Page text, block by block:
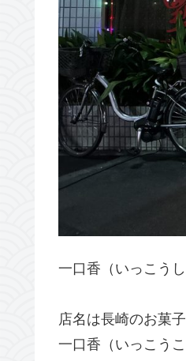
一口香（いっこう
店名は長崎のお菓子
一口香（いっこう